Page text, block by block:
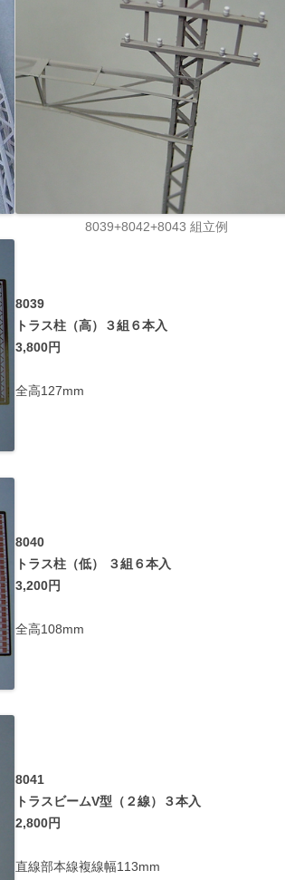
8039+8042+8043 組立例
8039
トラス柱（高）３組６本入
3,800円
全高127mm
8040
トラス柱（低） ３組６本入
3,200円
全高108mm
8041
トラスビームV型（２線）３本入
2,800円
直線部本線複線幅113mm